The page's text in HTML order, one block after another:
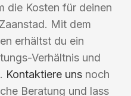
die Kosten für deinen
Mit dem
erhältst du ein
Verhältnis und
Kontaktiere uns noch
Beratung und lass